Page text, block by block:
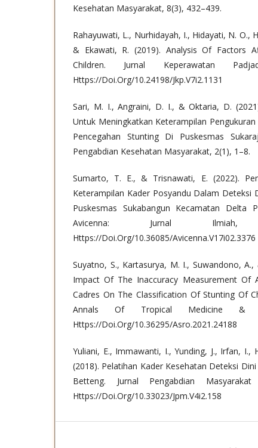
Kesehatan Masyarakat, 8(3), 432–439.
Rahayuwati, L., Nurhidayah, I., Hidayati, N. O.,
& Ekawati, R. (2019). Analysis Of Factors
Children. Jurnal Keperawatan
Https://Doi.Org/10.24198/Jkp.V7i2.1131
Sari, M. I., Angraini, D. I., & Oktaria, D.
Untuk Meningkatkan Keterampilan
Pencegahan Stunting Di Puskesmas
Pengabdian Kesehatan Masyarakat, 2(1), 1–8.
Sumarto, T. E., & Trisnawati, E. (2022).
Keterampilan Kader Posyandu Dalam Deteksi
Puskesmas Sukabangun Kecamatan Delta
Avicenna: Jurnal
Https://Doi.Org/10.36085/Avicenna.V17i02.3376
Suyatno, S., Kartasurya, M. I., Suwandono,
Impact Of The Inaccuracy Measurement Of
Cadres On The Classification Of Stunting Of
Annals Of Tropical Medicine &
Https://Doi.Org/10.36295/Asro.2021.24188
Yuliani, E., Immawanti, I., Yunding, J., Irfan, I.,
(2018). Pelatihan Kader Kesehatan Deteksi
Betteng. Jurnal Pengabdian
Https://Doi.Org/10.33023/Jpm.V4i2.158